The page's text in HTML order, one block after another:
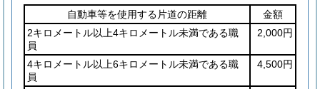
自動車等を使用する片道の距離
金額
2キロメートル以上4キロメートル未満である職
員
2,000円
4キロメートル以上6キロメートル未満である職
員
4,500円